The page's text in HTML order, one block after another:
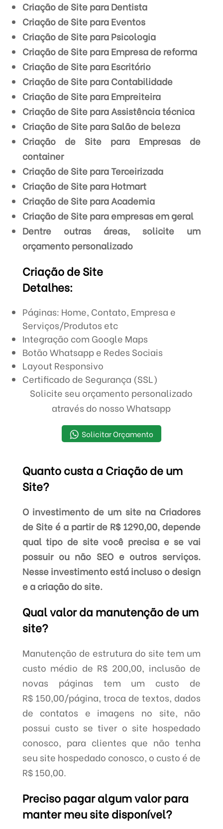
Criação de Site para Dentista
Criação de Site para Eventos
Criação de Site para Psicologia
Criação de Site para Empresa de reforma
Criação de Site para Escritório
Criação de Site para Contabilidade
Criação de Site para Empreiteira
Criação de Site para Assistência técnica
Criação de Site para Salão de beleza
Criação de Site para Empresas de
container
Criação de Site para Terceirizada
Criação de Site para Hotmart
Criação de Site para Academia
Criação de Site para empresas em geral
Dentre outras áreas, solicite um
orçamento personalizado
Criação de Site
Detalhes:
Páginas: Home, Contato, Empresa e
Serviços/Produtos etc
Integração com Google Maps
Botão Whatsapp e Redes Sociais
Layout Responsivo
Certificado de Segurança (SSL)
Solicite seu orçamento personalizado
através do nosso Whatsapp
Solicitar Orçamento
Quanto custa a Criação de um
Site?
O investimento de um site na Criadores
de Site é a partir de R$ 1290,00, depende
qual tipo de site você precisa e se vai
possuir ou não SEO e outros serviços.
Nesse investimento está incluso o design
e a criação do site.
Qual valor da manutenção de um
site?
Manutenção de estrutura do site tem um
custo médio de R$ 200,00, inclusão de
novas páginas tem um custo de
R$ 150,00/página, troca de textos, dados
de contatos e imagens no site, não
possui custo se tiver o site hospedado
conosco, para clientes que não tenha
seu site hospedado conosco, o custo é de
R$ 150,00.
Preciso pagar algum valor para
manter meu site disponível?